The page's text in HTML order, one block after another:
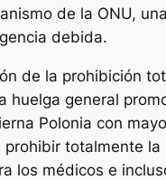
de la ONU,
debida.
de la prohibición
huelga general
Polonia con
totalmente
los médicos e